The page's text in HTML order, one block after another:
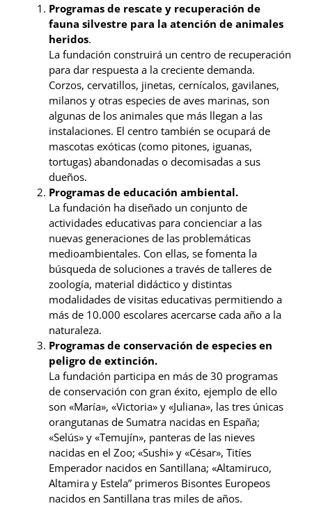
Programas de rescate y recuperación de
fauna silvestre para la atención de animales
heridos.
La fundación construirá un centro de recuperación
para dar respuesta a la creciente demanda.
Corzos, cervatillos, jinetas, cernícalos, gavilanes,
milanos y otras especies de aves marinas, son
algunas de los animales que más llegan a las
instalaciones. El centro también se ocupará de
mascotas exóticas (como pitones, iguanas,
tortugas) abandonadas o decomisadas a sus
dueños.
Programas de educación ambiental.
La fundación ha diseñado un conjunto de
actividades educativas para concienciar a las
nuevas generaciones de las problemáticas
medioambientales. Con ellas, se fomenta la
búsqueda de soluciones a través de talleres de
zoología, material didáctico y distintas
modalidades de visitas educativas permitiendo a
más de 10.000 escolares acercarse cada año a la
naturaleza.
Programas de conservación de especies en
peligro de extinción.
La fundación participa en más de 30 programas
de conservación con gran éxito, ejemplo de ello
son «María», «Victoria» y «Juliana», las tres únicas
orangutanas de Sumatra nacidas en España;
«Selús» y «Temujín», panteras de las nieves
nacidas en el Zoo; «Sushi» y «César», Titíes
Emperador nacidos en Santillana; «Altamiruco,
Altamira y Estela” primeros Bisontes Europeos
nacidos en Santillana tras miles de años.